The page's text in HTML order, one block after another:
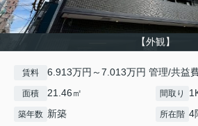
【外観】
賃料 6.913万円～7.013万円 管理/共益
面積 21.46㎡ 間取り
築年数 新築 所在階 4